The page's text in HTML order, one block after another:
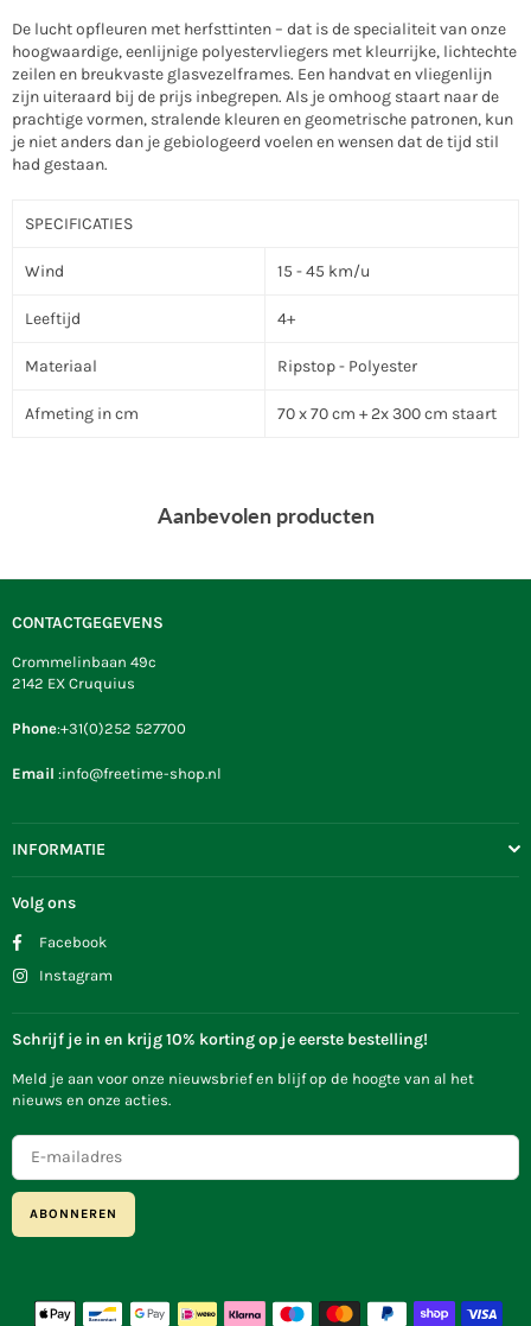
De lucht opfleuren met herfsttinten – dat is de specialiteit van onze
hoogwaardige, eenlijnige polyestervliegers met kleurrijke, lichtechte
zeilen en breukvaste glasvezelframes. Een handvat en vliegenlijn
zijn uiteraard bij de prijs inbegrepen. Als je omhoog staart naar de
prachtige vormen, stralende kleuren en geometrische patronen, kun
je niet anders dan je gebiologeerd voelen en wensen dat de tijd stil
had gestaan.
SPECIFICATIES
Wind 15 - 45 km/u
Leeftijd 4+
Materiaal Ripstop - Polyester
Afmeting in cm 70 x 70 cm + 2x 300 cm staart
Aanbevolen producten
CONTACTGEGEVENS
Crommelinbaan 49c
2142 EX Cruquius
Phone:+31(0)252 527700
Email :info@freetime-shop.nl
INFORMATIE
Volg ons
Facebook
Instagram
Schrijf je in en krijg 10% korting op je eerste bestelling!
Meld je aan voor onze nieuwsbrief en blijf op de hoogte van al het
nieuws en onze acties.
ABONNEREN